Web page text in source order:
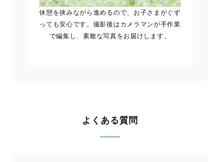
休憩を挟みながら進めるので、お子さまがぐず
っても安心です。撮影後はカメラマンが手作業
で編集し、素敵な写真をお届けします。
よくある質問